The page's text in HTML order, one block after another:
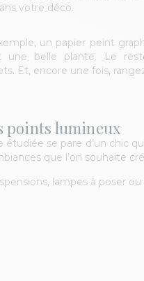
votre déco.
un papier peint
une belle plante. Le
Et, encore une fois,
points lumineux
étudiée se pare d’un chic
que l’on souhaite
lampes à poser